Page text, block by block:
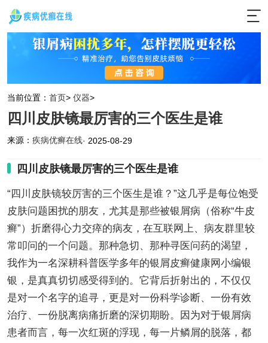
当前位置： 首页> 仪器>
四川皮肤镜最厉害的三个医生是谁
来源： 疾病优癣在线· 2025-08-29
四川皮肤镜最厉害的三个医生是谁
“四川皮肤镜较厉害的三个医生是谁？”这几乎是每位饱受
皮肤问题困扰的朋友，尤其是那些被银屑病（俗称“牛皮
癣”）折磨得心力交瘁的病友，在互联网上、病友群里较
常叩问的一个问题。那种急切、那种寻医问药的渴望，
我作为一名深耕科普医学多年的银屑皮癣健康网小编银
银，是真真切切感受得到的。它背后折射出的，不仅仅
是对一个名字的追寻，更是对一份科学诊断、一份有效
治疗、一份脱离病痛折磨的深切期盼。因为对于银屑病
患者而言，每一次红斑的浮现，每一片鳞屑的脱落，都